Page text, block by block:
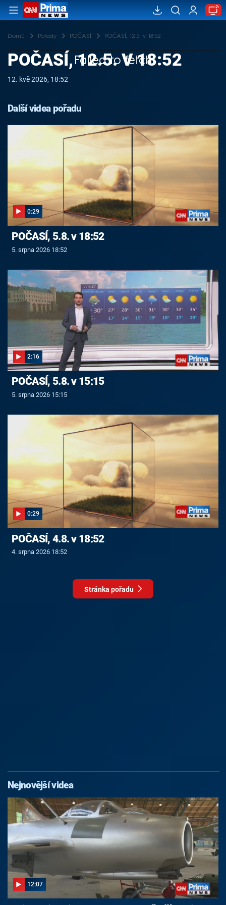
Domů Pořady POČASÍ POČASÍ, 12.5. v 18:52
Failed to fetch
POČASÍ, 12.5. V 18:52
12. kvě 2026, 18:52
Další videa pořadu
0:29
POČASÍ, 5.8. v 18:52
5. srpna 2026 18:52
2:16
POČASÍ, 5.8. v 15:15
5. srpna 2026 15:15
0:29
POČASÍ, 4.8. v 18:52
4. srpna 2026 18:52
Stránka pořadu
Nejnovější videa
12:07